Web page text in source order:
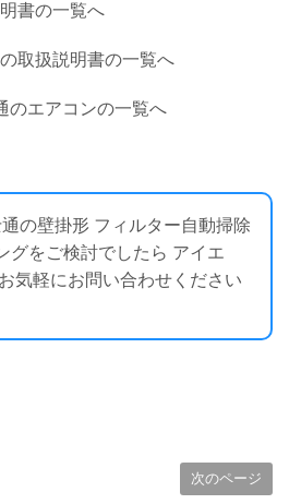
書の一覧へ
取扱説明書の一覧へ
のエアコンの一覧へ
の壁掛形 フィルター自動掃除
グをご検討でしたら アイエ
気軽にお問い合わせください
次のページ